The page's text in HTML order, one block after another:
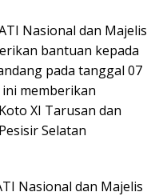
Nasional dan Majelis
bantuan kepada
pada tanggal 07
ini memberikan
XI Tarusan dan
Selatan
Nasional dan Majelis